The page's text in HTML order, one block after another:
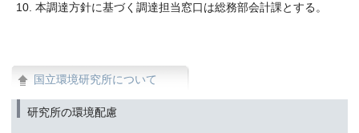
本調達方針に基づく調達担当窓口は総務部会計課とする。
国立環境研究所について
研究所の環境配慮